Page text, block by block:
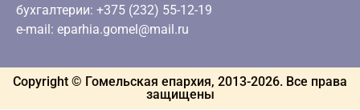
бухгалтерии: +375 (232) 55-12-19
e-mail: eparhia.gomel@mail.ru
Copyright © Гомельская епархия, 2013-2026. Все права
защищены